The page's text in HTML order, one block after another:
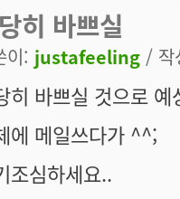
히 바쁘실
이: justafeeling / 작
히 바쁘실 것으로 예
에 메일쓰다가 ^^;
조심하세요..